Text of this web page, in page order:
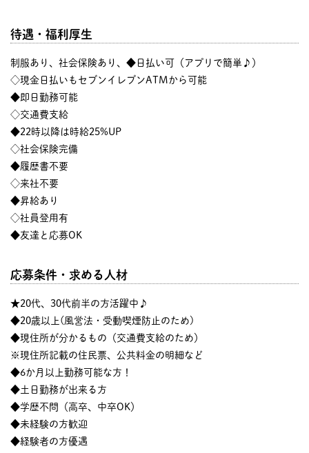
待遇・福利厚生
制服あり、社会保険あり、◆日払い可（アプリで簡単♪）
◇現金日払いもセブンイレブンATMから可能
◆即日勤務可能
◇交通費支給
◆22時以降は時給25%UP
◇社会保険完備
◆履歴書不要
◇来社不要
◆昇給あり
◇社員登用有
◆友達と応募OK
応募条件・求める人材
★20代、30代前半の方活躍中♪
◆20歳以上(風営法・受動喫煙防止のため)
◆現住所が分かるもの（交通費支給のため）
※現住所記載の住民票、公共料金の明細など
◆6か月以上勤務可能な方！
◆土日勤務が出来る方
◆学歴不問（高卒、中卒OK）
◆未経験の方歓迎
◆経験者の方優遇